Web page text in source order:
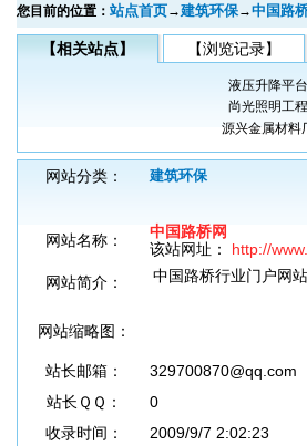
您目前的位置： 站点首页→建筑环保→中国路
【相关站点】 【浏览记录】
液压升降平台
尚光照明工程
源兴金属材料
网站分类： 建筑环保
网站名称：
中国路桥网
该站网址： http://
网站简介：
中国路桥行业门户网站
网站缩略图：
站长邮箱：
329700870@qq.com
站长ＱＱ：
0
收录时间：
2009/9/7 2:02:23